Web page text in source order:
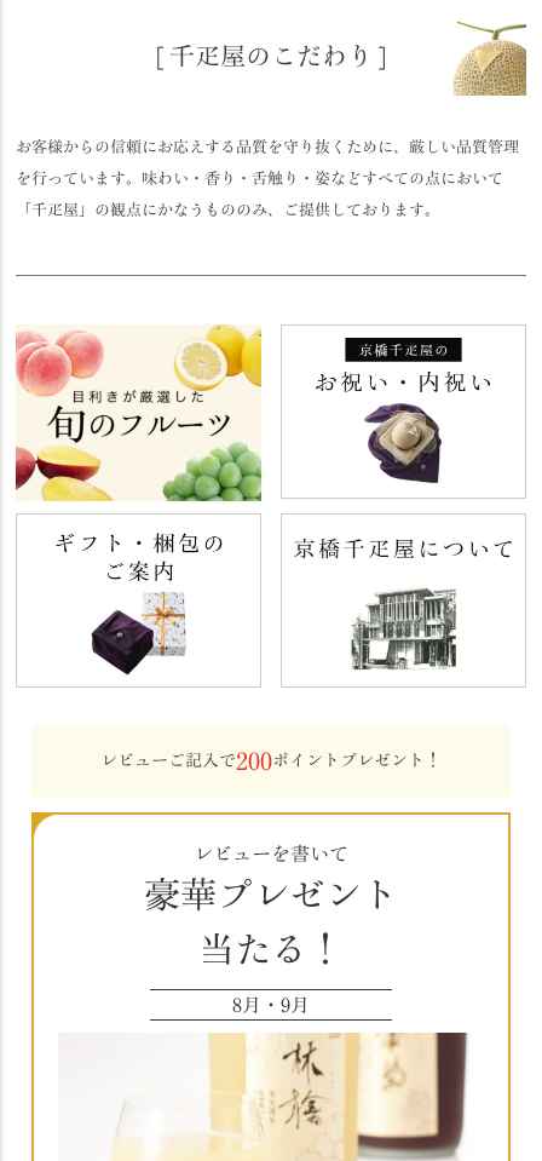
[ 千疋屋のこだわり ]
お客様からの信頼にお応えする品質を守り抜くために、厳しい品質管理
を行っています。味わい・香り・舌触り・姿などすべての点において
「千疋屋」の観点にかなうもののみ、ご提供しております。
レビューご記入で200ポイントプレゼント！
レビューを書いて
豪華プレゼント
当たる！
8月・9月